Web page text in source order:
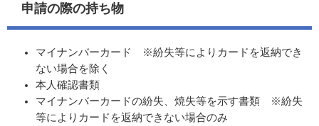
申請の際の持ち物
マイナンバーカード ※紛失等によりカードを返納でき
ない場合を除く
本人確認書類
マイナンバーカードの紛失、焼失等を示す書類 ※紛失
等によりカードを返納できない場合のみ